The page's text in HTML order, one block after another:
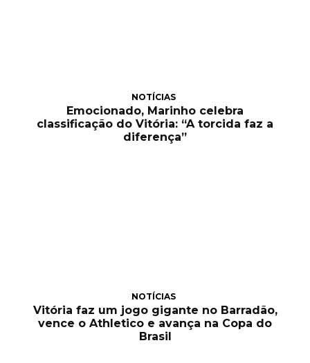
NOTÍCIAS
Emocionado, Marinho celebra
classificação do Vitória: “A torcida faz a
diferença”
NOTÍCIAS
Vitória faz um jogo gigante no Barradão,
vence o Athletico e avança na Copa do
Brasil